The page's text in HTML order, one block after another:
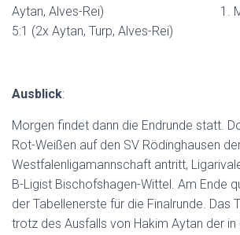
Aytan, Alves-Rei) 1.
5:1 (2x Aytan, Turp, Alves-Rei)
Ausblick:
Morgen findet dann die Endrunde statt.
Rot-Weißen auf den SV Rödinghausen
Westfalenligamannschaft antritt,
B-Ligist Bischofshagen-Wittel. Am Ende
der Tabellenerste für die Finalrunde. Das
trotz des Ausfalls von Hakim Aytan der in